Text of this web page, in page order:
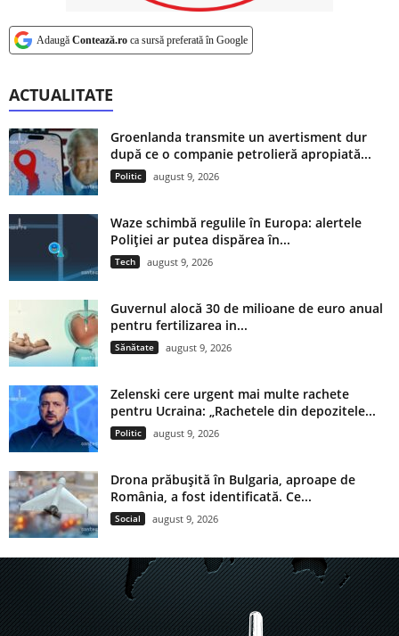
Adaugă Contează.ro ca sursă preferată în Google
ACTUALITATE
Groenlanda transmite un avertisment dur
după ce o companie petrolieră apropiată...
Politic august 9, 2026
Waze schimbă regulile în Europa: alertele
Poliției ar putea dispărea în...
Tech august 9, 2026
Guvernul alocă 30 de milioane de euro anual
pentru fertilizarea in...
Sănătate august 9, 2026
Zelenski cere urgent mai multe rachete
pentru Ucraina: „Rachetele din depozitele...
Politic august 9, 2026
Drona prăbușită în Bulgaria, aproape de
România, a fost identificată. Ce...
Social august 9, 2026